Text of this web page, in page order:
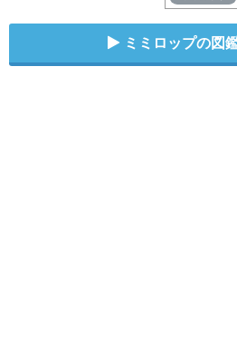
ミミロップの図